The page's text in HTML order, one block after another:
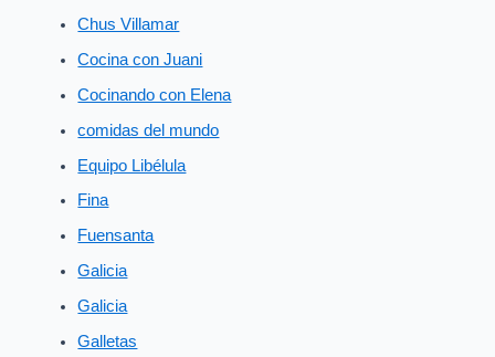
Chus Villamar
Cocina con Juani
Cocinando con Elena
comidas del mundo
Equipo Libélula
Fina
Fuensanta
Galicia
Galicia
Galletas